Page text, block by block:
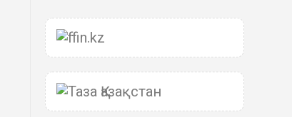
04 Авг. 2026 18:35
В Луну врежется 12-метровый
фрагмент ракеты Falcon 9:
ученые готовятся к
наблюдениям